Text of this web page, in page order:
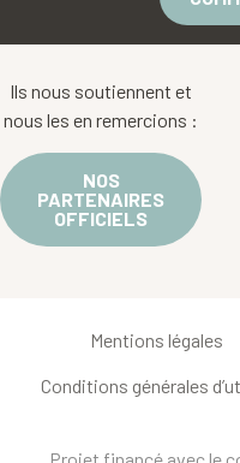
Ils nous soutiennent et
nous les en remercions :
NOS
PARTENAIRES
OFFICIELS
Mentions légales
Conditions générales